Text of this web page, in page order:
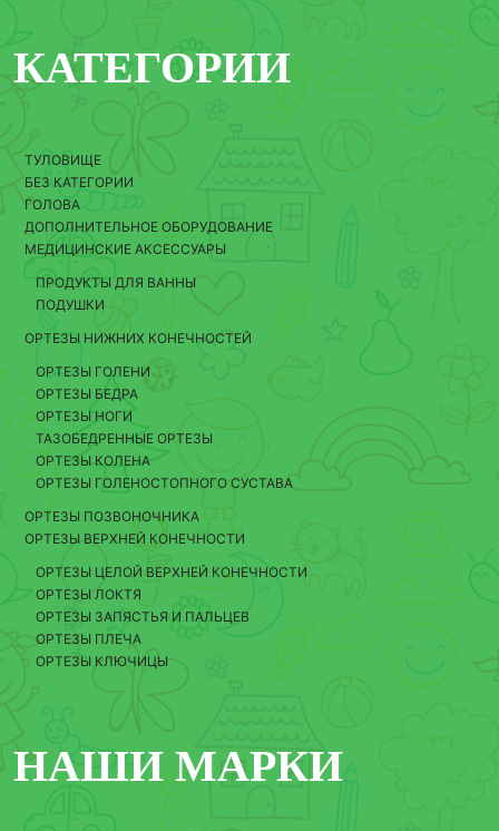
КАТЕГОРИИ
ТУЛОВИЩЕ
БЕЗ КАТЕГОРИИ
ГОЛОВА
ДОПОЛНИТЕЛЬНОЕ ОБОРУДОВАНИЕ
МЕДИЦИНСКИЕ АКСЕССУАРЫ
ПРОДУКТЫ ДЛЯ ВАННЫ
ПОДУШКИ
ОРТЕЗЫ НИЖНИХ КОНЕЧНОСТЕЙ
ОРТЕЗЫ ГОЛЕНИ
ОРТЕЗЫ БЕДРА
ОРТЕЗЫ НОГИ
ТАЗОБЕДРЕННЫЕ ОРТЕЗЫ
ОРТЕЗЫ КОЛЕНА
ОРТЕЗЫ ГОЛЕНОСТОПНОГО СУСТАВА
ОРТЕЗЫ ПОЗВОНОЧНИКА
ОРТЕЗЫ ВЕРХНЕЙ КОНЕЧНОСТИ
ОРТЕЗЫ ЦЕЛОЙ ВЕРХНЕЙ КОНЕЧНОСТИ
ОРТЕЗЫ ЛОКТЯ
ОРТЕЗЫ ЗАПЯСТЬЯ И ПАЛЬЦЕВ
ОРТЕЗЫ ПЛЕЧА
ОРТЕЗЫ КЛЮЧИЦЫ
НАШИ МАРКИ